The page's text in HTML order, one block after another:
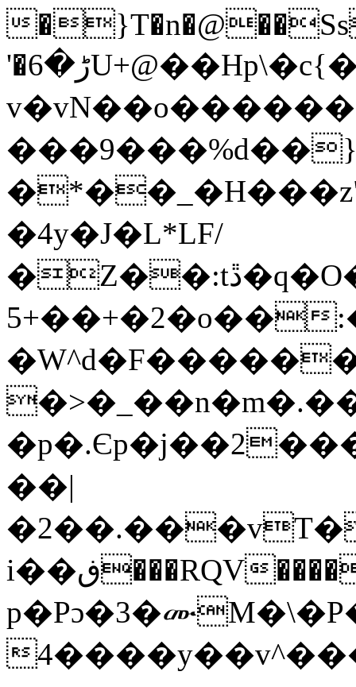
'�ڑ�6U+@��Hp\�c{�z��n��xN�����xƍ
�4y�J�L*LF/
�Z��:tڐ�q�O���O�go��`�mO�_w��^�M�o-
5+��+�2�o��
��|
i��ڧ���RQV����0������+�<��E�dZ���u����f.%,԰D�> ?